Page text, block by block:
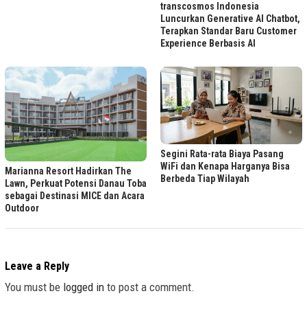
transcosmos Indonesia
Luncurkan Generative AI Chatbot,
Terapkan Standar Baru Customer
Experience Berbasis AI
Marianna Resort Hadirkan The
Lawn, Perkuat Potensi Danau Toba
sebagai Destinasi MICE dan Acara
Outdoor
Segini Rata-rata Biaya Pasang
WiFi dan Kenapa Harganya Bisa
Berbeda Tiap Wilayah
Leave a Reply
You must be logged in to post a comment.